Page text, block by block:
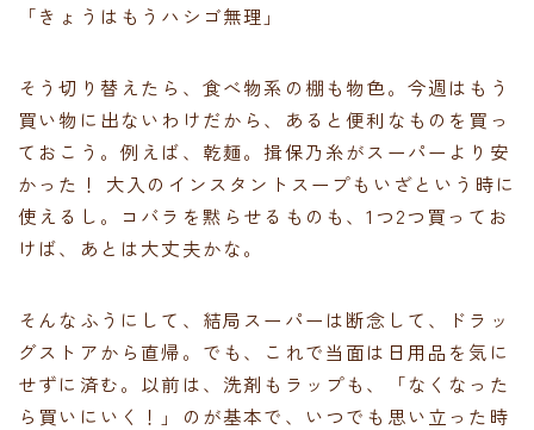
「きょうはもうハシゴ無理」
そう切り替えたら、食べ物系の棚も物色。今週はもう
買い物に出ないわけだから、あると便利なものを買っ
ておこう。例えば、乾麺。揖保乃糸がスーパーより安
かった！ 大入のインスタントスープもいざという時に
使えるし。コバラを黙らせるものも、1つ2つ買ってお
けば、あとは大丈夫かな。
そんなふうにして、結局スーパーは断念して、ドラッ
グストアから直帰。でも、これで当面は日用品を気に
せずに済む。以前は、洗剤もラップも、「なくなった
ら買いにいく！」のが基本で、いつでも思い立った時